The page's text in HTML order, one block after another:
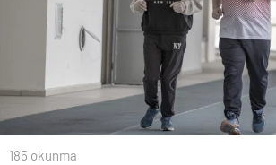
185 okunma